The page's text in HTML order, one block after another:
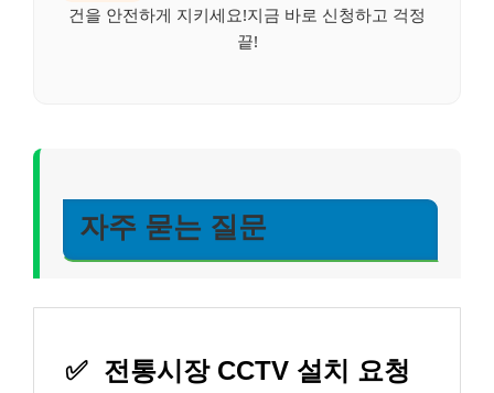
건을 안전하게 지키세요!지금 바로 신청하고 걱정
끝!
자주 묻는 질문
✅ 전통시장 CCTV 설치 요청